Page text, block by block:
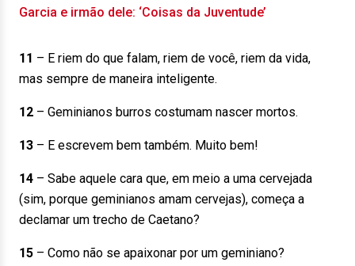
Garcia e irmão dele: ‘Coisas da Juventude’
11 – E riem do que falam, riem de você, riem da vida,
mas sempre de maneira inteligente.
12 – Geminianos burros costumam nascer mortos.
13 – E escrevem bem também. Muito bem!
14 – Sabe aquele cara que, em meio a uma cervejada
(sim, porque geminianos amam cervejas), começa a
declamar um trecho de Caetano?
15 – Como não se apaixonar por um geminiano?